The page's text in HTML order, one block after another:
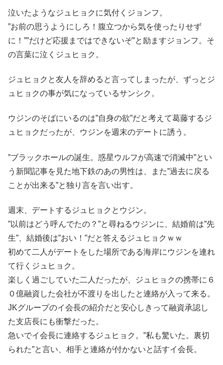
泣いたようなジュヒョクに気付くジョンフ。
”お前の思うようにしろ！腹立つから気を使ったりせず
に！””だけど応援まではできないぞ”と励ますジョンフ。そ
の言葉に泣くジュヒョク。
ジュヒョクと友人を辞めると言ってしまったが、ずっとジ
ュヒョクの事が気になっているサンシク。
ウジンのそばにいるのは”自身の欲”だと考えて葛藤するジ
ュヒョクだったが、ウジンを週末のデートに誘う。
”ブラックホールの誕生。惑星ウルフが高速で消滅中”とい
う新聞記事を見た地下鉄のあの男性は、また”過去に戻る
ことが出来る”と独り言を言い出す。
週末、デートするジュヒョクとウジン。
”以前はどう呼んでたの？”と尋ねるウジンに、結婚前は”先
生”、結婚後は”おい！”だと答えるジュヒョクｗｗ
初めて二人がデートをした場所である海岸にウジンを連れ
て行くジュヒョク。
楽しく過ごしていた二人だったが、ジュヒョクの携帯に６
０億融資した会社が不渡りを出したと連絡が入って来る。
JKグループのイ会長の紹介だと安心しきって融資承認し
た支店長にも衝撃だった。
急いでイ会長に連絡するジュヒョク。”私も驚いた。裏切
られた”と言い、相手と連絡が付かないと話すイ会長。